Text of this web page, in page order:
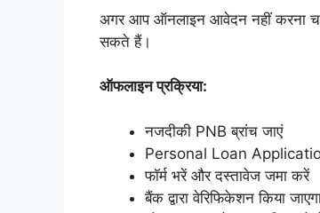
अगर आप ऑनलाइन आवेदन नहीं करना
सकते हैं।
ऑफलाइन प्रक्रिया:
नजदीकी PNB ब्रांच जाएं
Personal Loan
फॉर्म भरें और दस्तावेज जमा करें
बैंक द्वारा वेरिफिकेशन किया